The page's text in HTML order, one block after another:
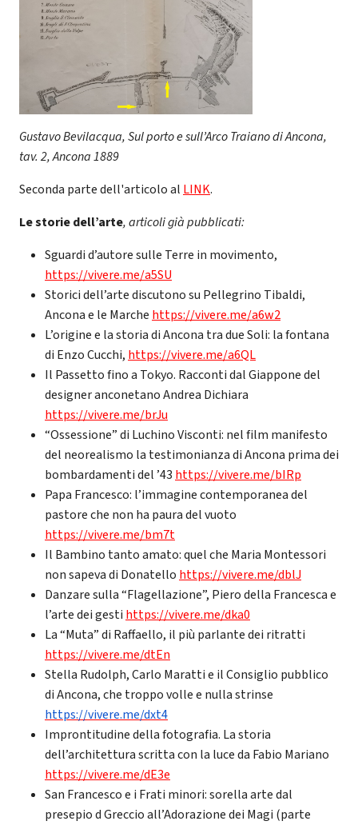
Gustavo Bevilacqua, Sul porto e sull’Arco Traiano di Ancona,
tav. 2, Ancona 1889
Seconda parte dell'articolo al LINK.
Lestorie dell’arte, articoli già pubblicati:
Sguardi d’autore sulle Terre in movimento,
https://vivere.me/a5SU
Storici dell’arte discutono su Pellegrino Tibaldi,
Ancona e le Marche https://vivere.me/a6w2
L’origine e la storia di Ancona tra due Soli: la fontana
di Enzo Cucchi, https://vivere.me/a6QL
Il Passetto fino a Tokyo. Racconti dal Giappone del
designer anconetano Andrea Dichiara
https://vivere.me/brJu
“Ossessione” di Luchino Visconti: nel film manifesto
del neorealismo la testimonianza di Ancona prima dei
bombardamenti del ’43 https://vivere.me/bIRp
Papa Francesco: l’immagine contemporanea del
pastore che non ha paura del vuoto
https://vivere.me/bm7t
Il Bambino tanto amato: quel che Maria Montessori
non sapeva di Donatello https://vivere.me/dblJ
Danzare sulla “Flagellazione”, Piero della Francesca e
l’arte dei gesti https://vivere.me/dka0
La “Muta” di Raffaello, il più parlante dei ritratti
https://vivere.me/dtEn
Stella Rudolph, Carlo Maratti e il Consiglio pubblico
di Ancona, che troppo volle e nulla strinse
https://vivere.me/dxt4
Improntitudine della fotografia. La storia
dell’architettura scritta con la luce da Fabio Mariano
https://vivere.me/dE3e
San Francesco e i Frati minori: sorella arte dal
presepio d Greccio all’Adorazione dei Magi (parte